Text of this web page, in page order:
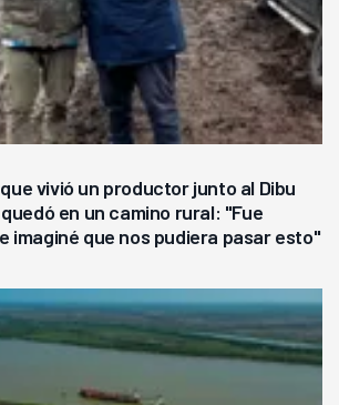
vivió un productor junto al Dibu
en un camino rural: "Fue
imaginé que nos pudiera pasar esto"